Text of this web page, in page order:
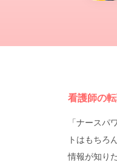
看護師の
「ナース
トはもちろ
情報が知り